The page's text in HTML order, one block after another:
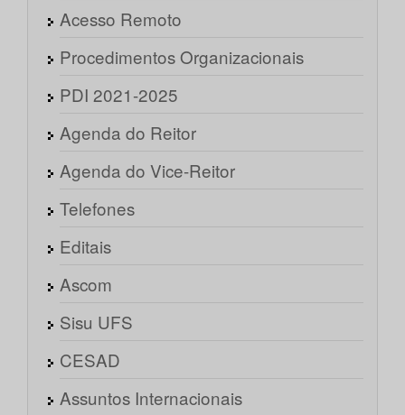
Acesso Remoto
Procedimentos Organizacionais
PDI 2021-2025
Agenda do Reitor
Agenda do Vice-Reitor
Telefones
Editais
Ascom
Sisu UFS
CESAD
Assuntos Internacionais